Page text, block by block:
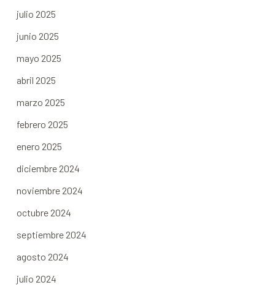
julio 2025
junio 2025
mayo 2025
abril 2025
marzo 2025
febrero 2025
enero 2025
diciembre 2024
noviembre 2024
octubre 2024
septiembre 2024
agosto 2024
julio 2024